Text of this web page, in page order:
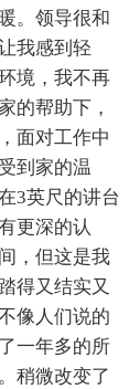
。领导很和
我感到轻
境，我不再
的帮助下，
面对工作中
到家的温
3英尺的讲台
更深的认
，但这是我
得又结实又
像人们说的
一年多的所
稍微改变了